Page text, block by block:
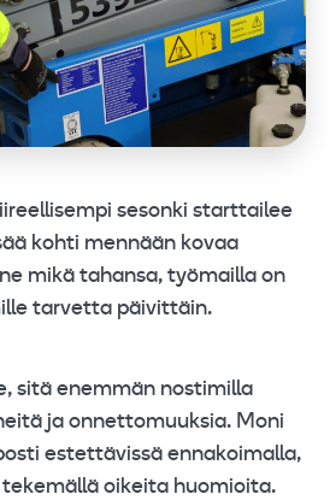
sesonki starttailee
kohti mennään kovaa
mikä tahansa, työmailla on
tarvetta päivittäin.
sitä enemmän nostimilla
ja onnettomuuksia. Moni
estettävissä ennakoimalla,
oikeita huomioita.